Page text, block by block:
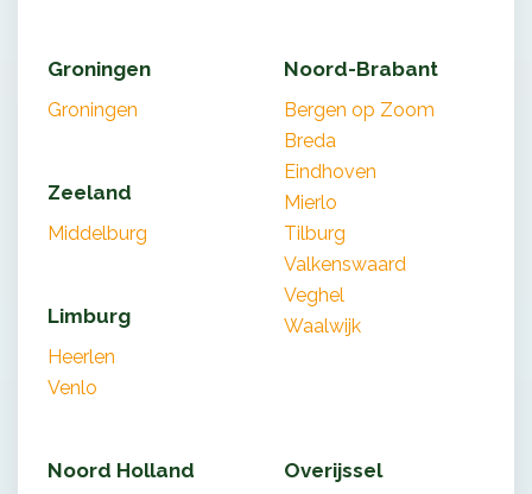
Groningen
Groningen
Zeeland
Middelburg
Limburg
Heerlen
Venlo
Noord-Brabant
Bergen op Zoom
Breda
Eindhoven
Mierlo
Tilburg
Valkenswaard
Veghel
Waalwijk
Noord Holland Overijssel